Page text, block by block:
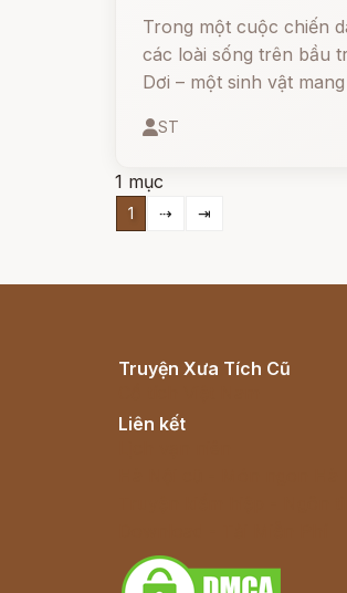
Trong một cuộc chiến
các loài sống trên bầu
Dơi – một sinh vật
sự cô lập và khác biệt.
ST
1 mục
1 ⇢ ⇥
Truyện Xưa Tích Cũ
Liên kết